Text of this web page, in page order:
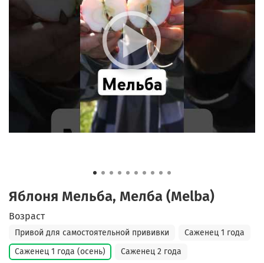
Яблоня Мельба, Мелба (Melba)
Возраст
Привой для самостоятельной прививки
Саженец 1 года
Саженец 1 года (осень)
Саженец 2 года